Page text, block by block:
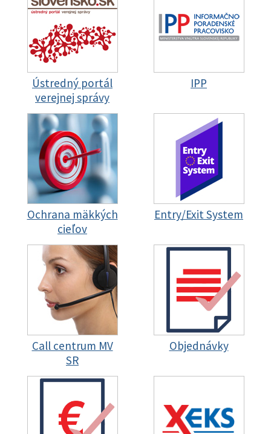
Ústredný portál
verejnej správy
IPP
Ochrana mäkkých
cieľov
Entry/Exit System
Call centrum MV
SR
Objednávky